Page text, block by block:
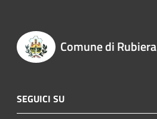
Comune di Rubiera
SEGUICI SU